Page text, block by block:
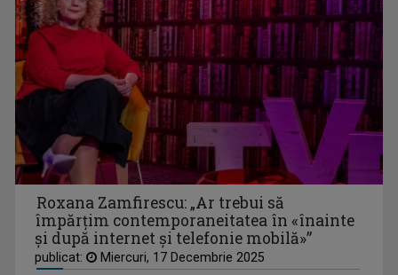
CRISTIAN PETRU
Cristian Petru prezintă „INFO Plus” şi ediţii ...
Proiectul legii salarizării unitare a bugetarilor se amână
Decizie judecătorească: Procedura Legii salarizării,
suspendată în instanță ...
Roxana Zamfirescu: „Ar trebui să
împărțim contemporaneitatea în «înainte
și după internet și telefonie mobilă»”
publicat: Miercuri, 17 Decembrie 2025